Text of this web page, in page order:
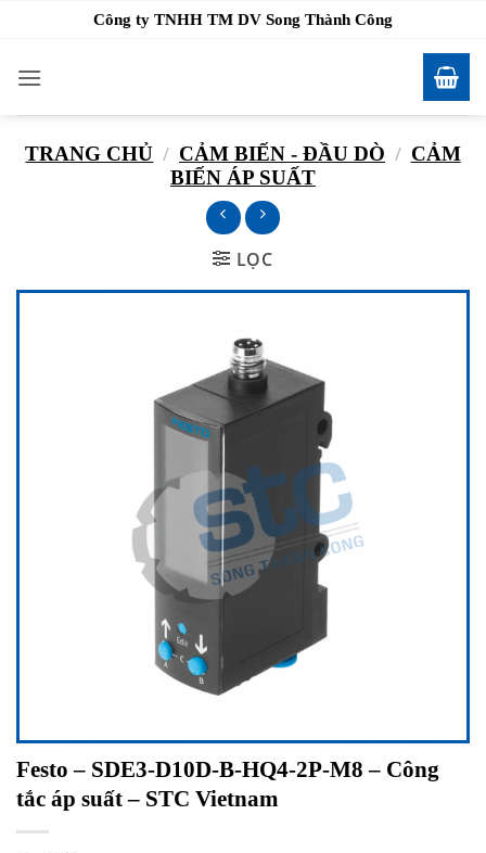
nội
dung
Công ty TNHH TM DV Song Thành Công
TRANG CHỦ / CẢM BIẾN - ĐẦU DÒ / CẢM
BIẾN ÁP SUẤT
LỌC
Festo – SDE3-D10D-B-HQ4-2P-M8 – Công
tắc áp suất – STC Vietnam